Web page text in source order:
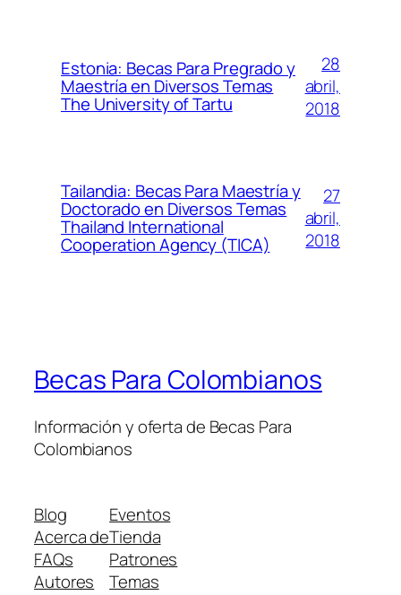
Estonia: Becas Para Pregrado y
Maestría en Diversos Temas
The University of Tartu
28
abril,
2018
Tailandia: Becas Para Maestría y
Doctorado en Diversos Temas
Thailand International
Cooperation Agency (TICA)
27
abril,
2018
Becas Para Colombianos
Información y oferta de Becas Para
Colombianos
Blog
Acerca de
FAQs
Autores
Eventos
Tienda
Patrones
Temas